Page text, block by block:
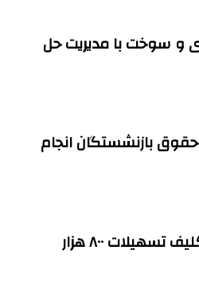
و سوخت با مدیریت حل
بازنشستگان انجام
قول فرزین برای تعیین تکلیف تسهیلات ۸۰۰ هزار